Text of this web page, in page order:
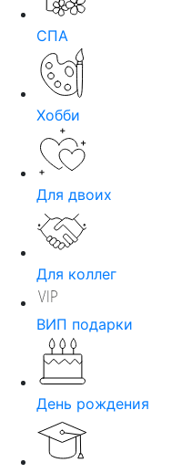
СПА
Хобби
Для двоих
Для коллег
ВИП подарки
День рождения